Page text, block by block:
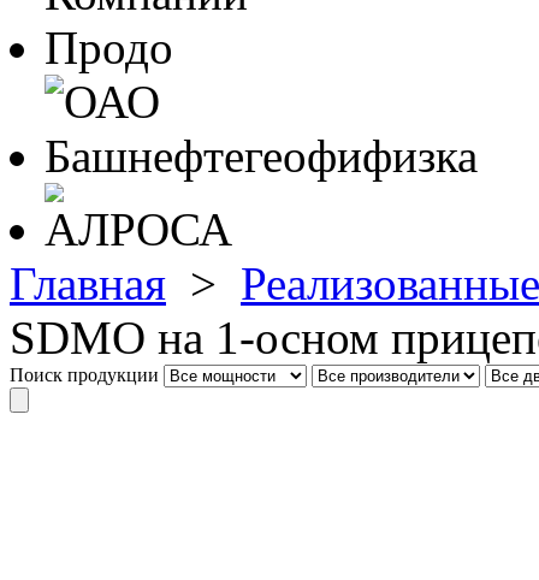
Главная >
SDMO на 1-осном
Поиск продукции